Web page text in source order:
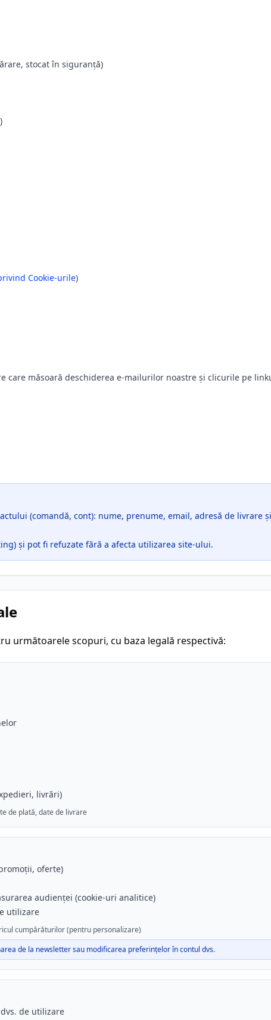
stocat în siguranță)
Cookie-urile)
care măsoară deschiderea e-mailurilor noastre și clicurile pe
(comandă, cont): nume, prenume, email, adresă de livrare
și pot fi refuzate fără a afecta utilizarea site-ului.
următoarele scopuri, cu baza legală respectivă:
livrări)
de plată, date de livrare
oferte)
audienței (cookie-uri analitice)
utilizare
cumpărăturilor (pentru personalizare)
de la newsletter sau modificarea preferințelor în contul dvs.
de utilizare